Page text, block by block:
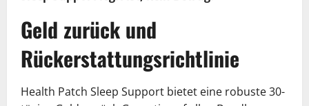
Geld zurück und
Rückerstattungsrichtlinie
Health Patch Sleep Support bietet eine robuste 30-